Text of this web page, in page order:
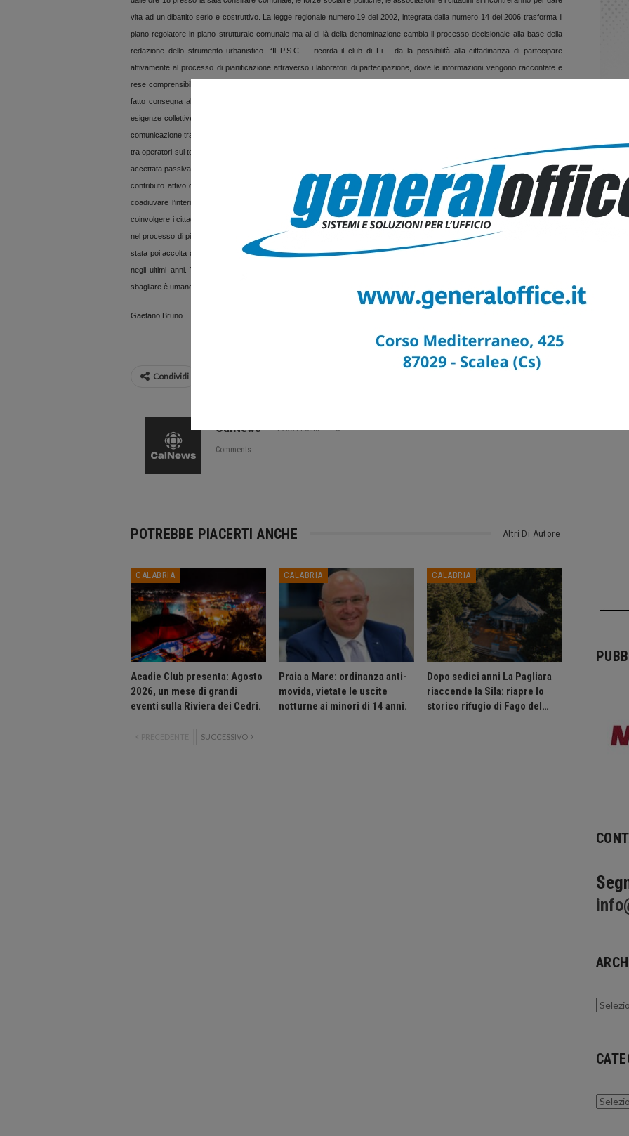
vita ad un dibattito serio e costruttivo. La legge regionale numero 19 del 2002, integrata dalla numero 14 del 2006 trasforma il
piano regolatore in piano strutturale comunale ma al di là della denominazione cambia il processo decisionale alla base della
redazione dello strumento urbanistico. “Il P.S.C. – ricorda il club di Fi – da la possibilità alla cittadinanza di partecipare
attivamente al processo di pianificazione attraverso i laboratori di partecipazione, dove le informazioni vengono raccontate e
rese comprensibili agli utenti ed agli specialisti”. Si tratta di uno strumento di democrazia partecipata molto importante che di
fatto consegna alla cittadinanza la possibilità di decidere, o quanto meno di suggerire, come utilizzare gli spazi in base ad
esigenze collettive. Allo stesso tempo i laboratori di partecipazione comunicano ai cittadini le decisioni in itinere “garantendo la
comunicazione tra amministrazione locale e cittadini, ma anche verso
tra operatori sul territorio e sistema sociale. In tal modo – continuano gli azzurri – la pianificazione comunale non dovrà essere
accettata passivamente dal cittadino come spesso accade, ma questi potrà, attraverso il laboratorio di partecipazione, dare un
contributo attivo durante il processo di pianificazione”. Il Club Forza Italia di Diamante ha dato dunque la sua disponibilità a
coadiuvare l’intero consiglio comunale per la predisposizione di un laboratorio urbano di partecipazione in modo tale da
coinvolgere i cittadini e le associazioni per favorire concretamente una reale attività di partecipazione e condivisione collettiva
nel processo di pianificazione. Se si considera inoltre che la legge è stata emanata da una giunta regionale di centrodestra d è
stata poi accolta da una di centrosinistra, la proposta del circolo di Forza Italia appare fisiologica all’indirizzo politico disegnato
negli ultimi anni. Verrebbe da chiedere perché la giunta Magorno non si sia attivata direttamente in tale direzione, ma se
sbagliare è umano si spera che almeno non si perseveri nell’errore.
Gaetano Bruno
Condividi
CalNews 27584 Posts 0
Comments
POTREBBE PIACERTI ANCHE Altri Di Autore
CALABRIA
Acadie Club presenta: Agosto
2026, un mese di grandi
eventi sulla Riviera dei Cedri.
CALABRIA
Praia a Mare: ordinanza anti-
movida, vietate le uscite
notturne ai minori di 14 anni.
CALABRIA
Dopo sedici anni La Pagliara
riaccende la Sila: riapre lo
storico rifugio di Fago del…
PRECEDENTE SUCCESSIVO
Archivi